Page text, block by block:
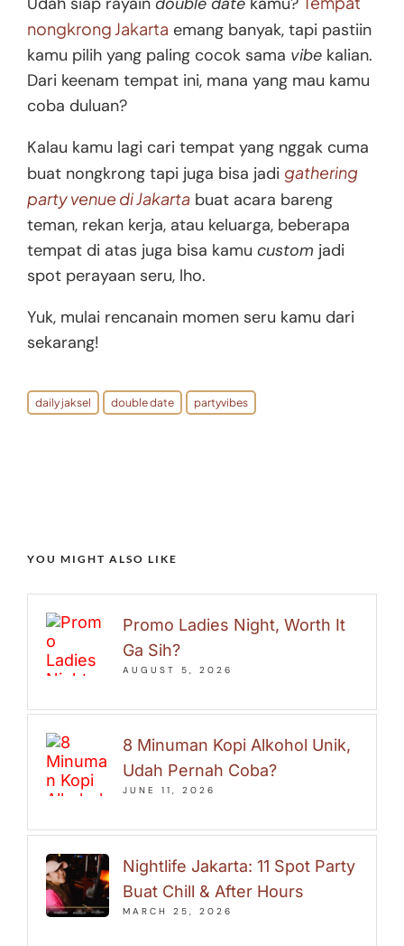
nongkrong Jakarta emang banyak, tapi pastiin
kamu pilih yang paling cocok sama vibe kalian.
Dari keenam tempat ini, mana yang mau kamu
coba duluan?
Kalau kamu lagi cari tempat yang nggak cuma
buat nongkrong tapi juga bisa jadi gathering
party venue di Jakarta buat acara bareng
teman, rekan kerja, atau keluarga, beberapa
tempat di atas juga bisa kamu custom jadi
spot perayaan seru, lho.
Yuk, mulai rencanain momen seru kamu dari
sekarang!
daily jaksel double date partyvibes
YOU MIGHT ALSO LIKE
Promo Ladies Night, Worth It
Ga Sih?
AUGUST 5, 2026
8 Minuman Kopi Alkohol Unik,
Udah Pernah Coba?
JUNE 11, 2026
Nightlife Jakarta: 11 Spot Party
Buat Chill & After Hours
MARCH 25, 2026